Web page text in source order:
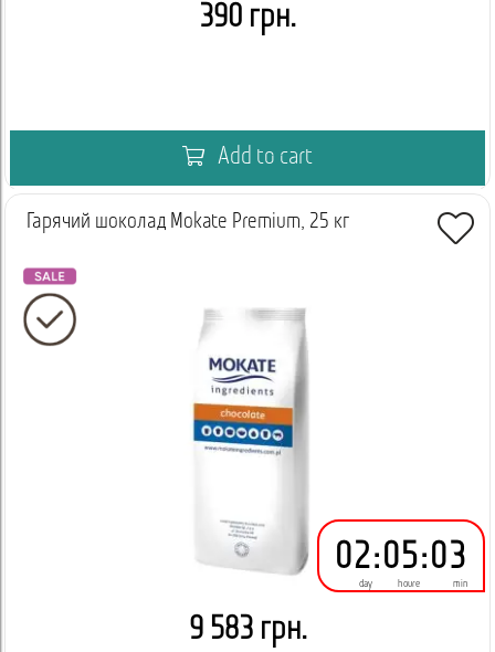
390 грн.
Add to cart
Гарячий шоколад Mokate Premium, 25 кг
02
day
:05
houre
:03
min
9 583 грн.